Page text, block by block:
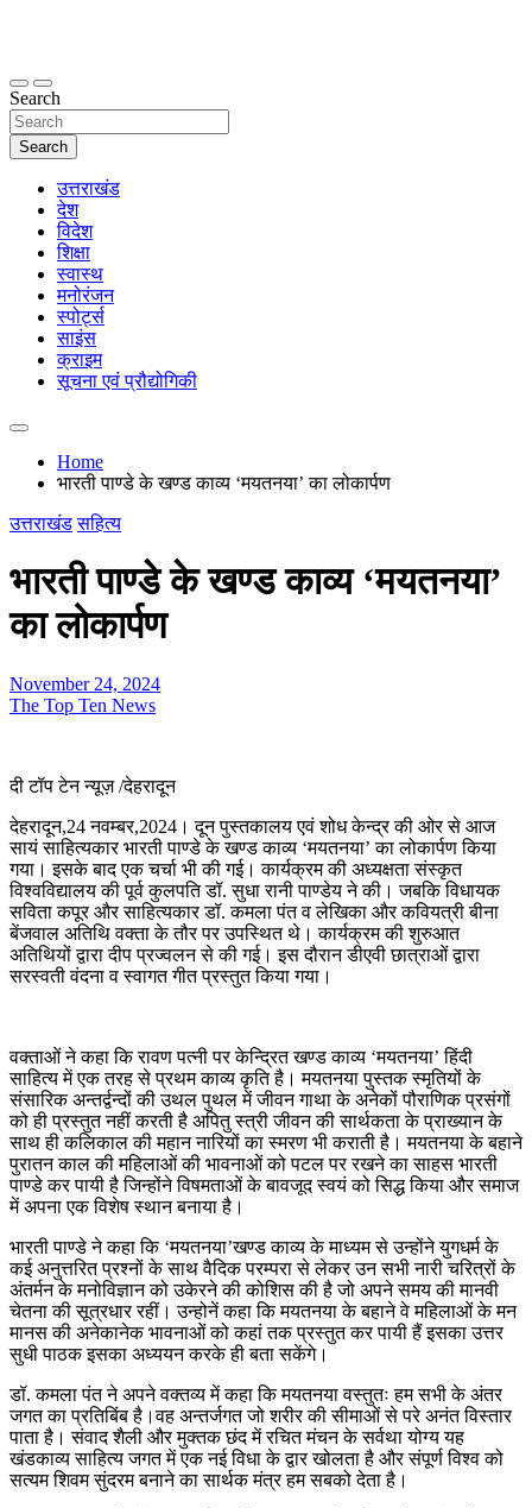
thetoptennews.com
Search
Search
उत्तराखंड
देश
विदेश
शिक्षा
स्वास्थ
मनोरंजन
स्पोर्ट्स
साइंस
क्राइम
सूचना एवं प्रौद्योगिकी
Home
भारती पाण्डे के खण्ड काव्य ‘मयतनया’ का लोकार्पण
उत्तराखंड सहित्य
भारती पाण्डे के खण्ड काव्य ‘मयतनया’
का लोकार्पण
November 24, 2024
The Top Ten News
दी टॉप टेन न्यूज़ /देहरादून
देहरादून,24 नवम्बर,2024। दून पुस्तकालय एवं शोध केन्द्र की ओर से आज
सायं साहित्यकार भारती पाण्डे के खण्ड काव्य ‘मयतनया’ का लोकार्पण किया
गया। इसके बाद एक चर्चा भी की गई। कार्यक्रम की अध्यक्षता संस्कृत
विश्वविद्यालय की पूर्व कुलपति डॉ. सुधा रानी पाण्डेय ने की। जबकि विधायक
सविता कपूर और साहित्यकार डॉ. कमला पंत व लेखिका और कवियत्री बीना
बेंजवाल अतिथि वक्ता के तौर पर उपस्थित थे। कार्यक्रम की शुरुआत
अतिथियों द्वारा दीप प्रज्वलन से की गई। इस दौरान डीएवी छात्राओं द्वारा
सरस्वती वंदना व स्वागत गीत प्रस्तुत किया गया।
वक्ताओं ने कहा कि रावण पत्नी पर केन्द्रित खण्ड काव्य ‘मयतनया’ हिंदी
साहित्य में एक तरह से प्रथम काव्य कृति है। मयतनया पुस्तक स्मृतियों के
संसारिक अन्तर्द्वन्दों की उथल पुथल में जीवन गाथा के अनेकों पौराणिक प्रसंगों
को ही प्रस्तुत नहीं करती है अपितु स्त्री जीवन की सार्थकता के प्राख्यान के
साथ ही कलिकाल की महान नारियों का स्मरण भी कराती है। मयतनया के बहाने
पुरातन काल की महिलाओं की भावनाओं को पटल पर रखने का साहस भारती
पाण्डे कर पायी है जिन्होंने विषमताओं के बावजूद स्वयं को सिद्ध किया और समाज
में अपना एक विशेष स्थान बनाया है।
भारती पाण्डे ने कहा कि ‘मयतनया’खण्ड काव्य के माध्यम से उन्होंने युगधर्म के
कई अनुत्तरित प्रश्नों के साथ वैदिक परम्परा से लेकर उन सभी नारी चरित्रों के
अंतर्मन के मनोविज्ञान को उकेरने की कोशिस की है जो अपने समय की मानवी
चेतना की सूत्रधार रहीं। उन्होनें कहा कि मयतनया के बहाने वे महिलाओं के मन
मानस की अनेकानेक भावनाओं को कहां तक प्रस्तुत कर पायी हैं इसका उत्तर
सुधी पाठक इसका अध्ययन करके ही बता सकेंगे।
डॉ. कमला पंत ने अपने वक्तव्य में कहा कि मयतनया वस्तुतः हम सभी के अंतर
जगत का प्रतिबिंब है।वह अन्तर्जगत जो शरीर की सीमाओं से परे अनंत विस्तार
पाता है। संवाद शैली और मुक्तक छंद में रचित मंचन के सर्वथा योग्य यह
खंडकाव्य साहित्य जगत में एक नई विधा के द्वार खोलता है और संपूर्ण विश्व को
सत्यम शिवम सुंदरम बनाने का सार्थक मंत्र हम सबको देता है।